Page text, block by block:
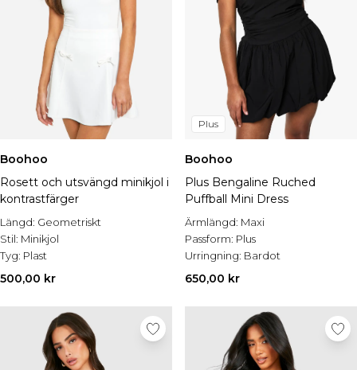
Boohoo
Rosett och utsvängd minikjol i
kontrastfärger
Längd: Geometriskt
Stil: Minikjol
Tyg: Plast
500,00 kr
Plus
Boohoo
Plus Bengaline Ruched
Puffball Mini Dress
Ärmlängd: Maxi
Passform: Plus
Urringning: Bardot
650,00 kr